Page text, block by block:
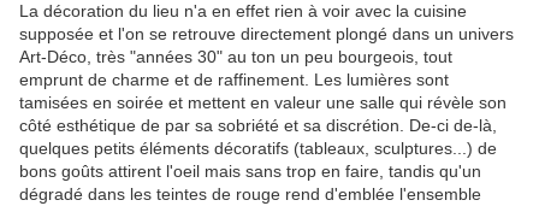
La décoration du lieu n'a en effet rien à voir avec la cuisine
supposée et l'on se retrouve directement plongé dans un univers
Art-Déco, très "années 30" au ton un peu bourgeois, tout
emprunt de charme et de raffinement. Les lumières sont
tamisées en soirée et mettent en valeur une salle qui révèle son
côté esthétique de par sa sobriété et sa discrétion. De-ci de-là,
quelques petits éléments décoratifs (tableaux, sculptures...) de
bons goûts attirent l'oeil mais sans trop en faire, tandis qu'un
dégradé dans les teintes de rouge rend d'emblée l'ensemble